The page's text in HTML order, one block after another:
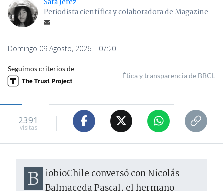
Periodista científica y colaboradora de Magazine
Domingo 09 Agosto, 2026 | 07:20
Seguimos criterios de
Ética y transparencia de BBCL
2391
visitas
BiobioChile conversó con Nicolás Balmaceda Pascal, el hermano